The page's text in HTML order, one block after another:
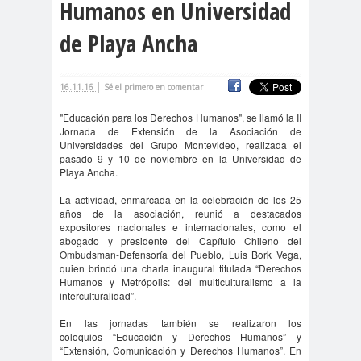
cación
#DerechosFundam
#Destacado
#Destacado #Importante
#Noticias #Asamblea
#Colegiodeperiodistas
#Destacado #Importante
#Noticias #CongresoNacional
#Colegiodeperiodistas
#Destacado #Importante
#Noticias #Elecciones
#Colegiodeperiodistas
#Destacado #Importante
Humanos en Universidad
de Playa Ancha
16.11.16 | Sé el primero en comentar
"Educación para los Derechos Humanos", se llamó la II
Jornada de Extensión de la Asociación de
Universidades del Grupo Montevideo, realizada el
pasado 9 y 10 de noviembre en la Universidad de
Playa Ancha.
La actividad, enmarcada en la celebración de los 25
años de la asociación, reunió a destacados
expositores nacionales e internacionales, como el
abogado y presidente del Capítulo Chileno del
Ombudsman-Defensoría del Pueblo, Luis Bork Vega,
quien brindó una charla inaugural titulada “Derechos
Humanos y Metrópolis: del multiculturalismo a la
interculturalidad”.
En las jornadas también se realizaron los
coloquios “Educación y Derechos Humanos” y
“Extensión, Comunicación y Derechos Humanos”. En